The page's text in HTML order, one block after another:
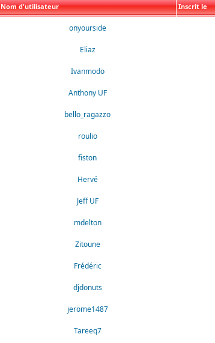
Nom d'utilisateur Inscrit le
onyourside
Eliaz
Ivanmodo
Anthony UF
bello_ragazzo
roulio
fiston
Hervé
Jeff UF
mdelton
Zitoune
Frédéric
djdonuts
jerome1487
Tareeq7